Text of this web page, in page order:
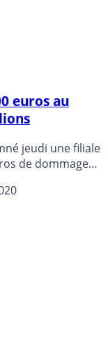
euros au
jeudi une filiale
de dommages
pour l’avoir mal